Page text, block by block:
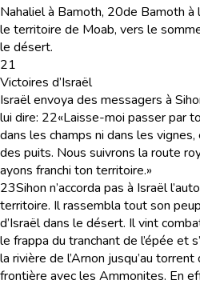
Nahaliel à Bamoth, 20de Bamoth à
le territoire de Moab, vers le
le désert.
21
Victoires d’Israël
Israël envoya des messagers à
lui dire: 22«Laisse-moi passer par
dans les champs ni dans les vignes,
des puits. Nous suivrons la route
ayons franchi ton territoire.»
23Sihon n’accorda pas à Israël
territoire. Il rassembla tout son
d’Israël dans le désert. Il vint
le frappa du tranchant de l’épée et
la rivière de l’Arnon jusqu’au torrent
frontière avec les Ammonites. En